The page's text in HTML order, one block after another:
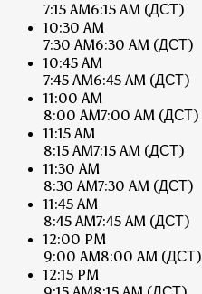
7:15 AM6:15 AM (ДСТ)
10:30 AM
7:30 AM6:30 AM (ДСТ)
10:45 AM
7:45 AM6:45 AM (ДСТ)
11:00 AM
8:00 AM7:00 AM (ДСТ)
11:15 AM
8:15 AM7:15 AM (ДСТ)
11:30 AM
8:30 AM7:30 AM (ДСТ)
11:45 AM
8:45 AM7:45 AM (ДСТ)
12:00 PM
9:00 AM8:00 AM (ДСТ)
12:15 PM